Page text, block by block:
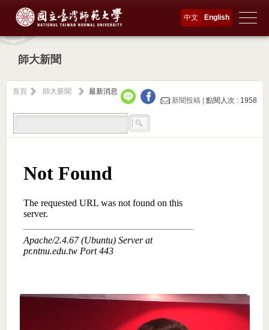
English
中文
師大新聞
首頁 師大新聞
最新消息
新聞投稿 |點閱人次 : 1958